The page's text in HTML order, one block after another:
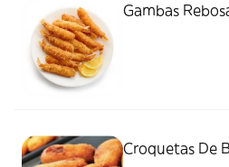
Gambas
Croquetas De